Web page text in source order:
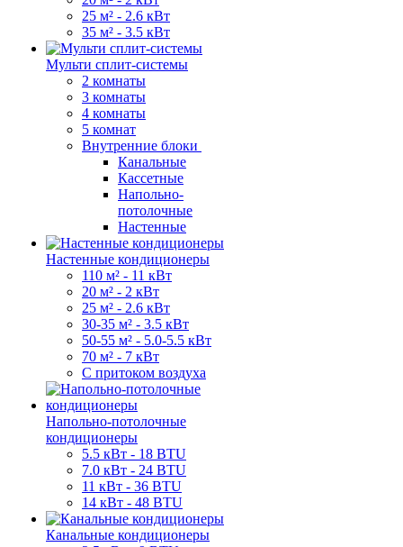
25 м² - 2.6 кВт
35 м² - 3.5 кВт
Мульти сплит-системы
2 комнаты
3 комнаты
4 комнаты
5 комнат
Внутренние блоки
Канальные
Кассетные
Напольно-
потолочные
Настенные
Настенные кондиционеры
110 м² - 11 кВт
20 м² - 2 кВт
25 м² - 2.6 кВт
30-35 м² - 3.5 кВт
50-55 м² - 5.0-5.5 кВт
70 м² - 7 кВт
С притоком воздуха
Напольно-потолочные
кондиционеры
5.5 кВт - 18 BTU
7.0 кВт - 24 BTU
11 кВт - 36 BTU
14 кВт - 48 BTU
Канальные кондиционеры